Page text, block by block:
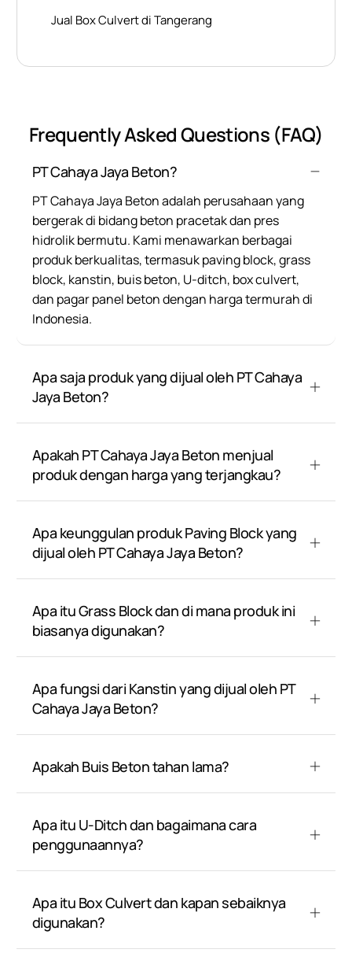
Jual Box Culvert di Tangerang
Frequently Asked Questions (FAQ)
PT Cahaya Jaya Beton?
PT Cahaya Jaya Beton adalah perusahaan yang
bergerak di bidang beton pracetak dan pres
hidrolik bermutu. Kami menawarkan berbagai
produk berkualitas, termasuk paving block, grass
block, kanstin, buis beton, U-ditch, box culvert,
dan pagar panel beton dengan harga termurah di
Indonesia.
Apa saja produk yang dijual oleh PT Cahaya
Jaya Beton?
Apakah PT Cahaya Jaya Beton menjual
produk dengan harga yang terjangkau?
Apa keunggulan produk Paving Block yang
dijual oleh PT Cahaya Jaya Beton?
Apa itu Grass Block dan di mana produk ini
biasanya digunakan?
Apa fungsi dari Kanstin yang dijual oleh PT
Cahaya Jaya Beton?
Apakah Buis Beton tahan lama?
Apa itu U-Ditch dan bagaimana cara
penggunaannya?
Apa itu Box Culvert dan kapan sebaiknya
digunakan?